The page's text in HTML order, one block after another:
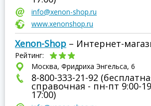
info@xenon-shop.ru
www.xenonshop.ru
Xenon-Shop – Интернет-
Рейтинг:
Москва, Фридриха Энгельса, 6
8-800-333-21-92
справочная - пн-пт 9:00-
17:00)